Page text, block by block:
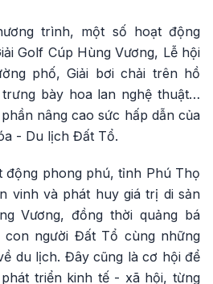
trình, một số hoạt động
Golf Cúp Hùng Vương, Lễ hội
phố, Giải bơi chải trên hồ
bày hoa lan nghệ thuật…
nâng cao sức hấp dẫn của
- Du lịch Đất Tổ.
động phong phú, tỉnh Phú Thọ
vinh và phát huy giá trị di sản
Vương, đồng thời quảng bá
con người Đất Tổ cùng những
du lịch. Đây cũng là cơ hội để
triển kinh tế - xã hội, từng